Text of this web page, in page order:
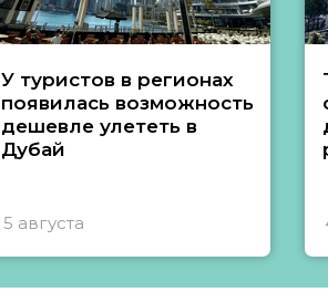
У туристов в регионах
появилась возможность
дешевле улететь в
Дубай
5 августа